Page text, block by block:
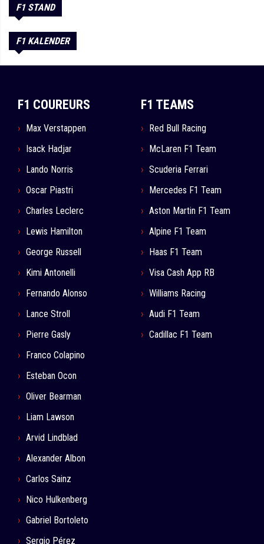
F1 STAND
F1 KALENDER
F1 COUREURS
Max Verstappen
Isack Hadjar
Lando Norris
Oscar Piastri
Charles Leclerc
Lewis Hamilton
George Russell
Kimi Antonelli
Fernando Alonso
Lance Stroll
Pierre Gasly
Franco Colapino
Esteban Ocon
Oliver Bearman
Liam Lawson
Arvid Lindblad
Alexander Albon
Carlos Sainz
Nico Hulkenberg
Gabriel Bortoleto
Sergio Pérez
F1 TEAMS
Red Bull Racing
McLaren F1 Team
Scuderia Ferrari
Mercedes F1 Team
Aston Martin F1 Team
Alpine F1 Team
Haas F1 Team
Visa Cash App RB
Williams Racing
Audi F1 Team
Cadillac F1 Team